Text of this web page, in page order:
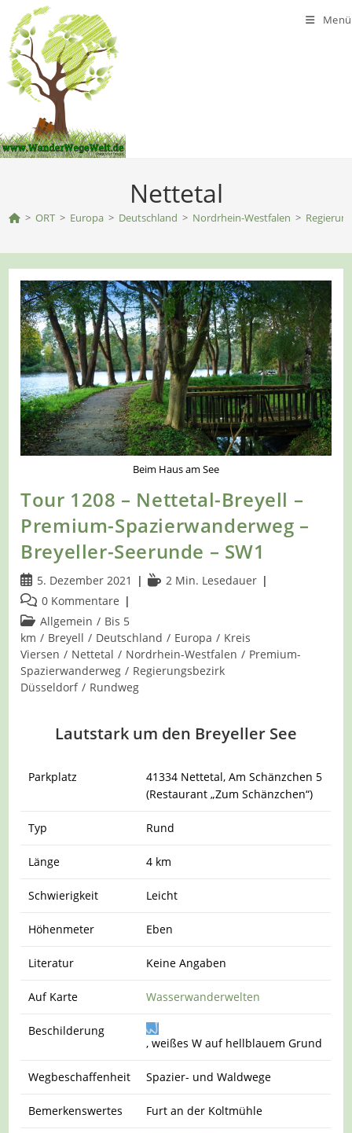
Inhalt
springen
Menü
Nettetal
> ORT > Europa > Deutschland > Nordrhein-Westfalen >
Beim Haus am See
Tour 1208 – Nettetal-Breyell –
Premium-Spazierwanderweg –
Breyeller-Seerunde – SW1
Beitrag
veröffentlicht:
5. Dezember 2021 Lesedauer:
2 Min. Lesedauer
Beitrags-
Kommentare:
0 Kommentare
Beitrags-
Kategorie:
Allgemein / Bis 5
km / Breyell / Deutschland / Europa / Kreis
Viersen / Nettetal / Nordrhein-Westfalen / Premium-
Spazierwanderweg / Regierungsbezirk
Düsseldorf / Rundweg
Lautstark um den Breyeller See
Parkplatz
41334 Nettetal, Am Schänzchen 5
(Restaurant „Zum Schänzchen“)
Typ Rund
Länge 4 km
Schwierigkeit Leicht
Höhenmeter Eben
Literatur Keine Angaben
Auf Karte Wasserwanderwelten
Beschilderung
, weißes W auf hellblauem Grund
Wegbeschaffenheit Spazier- und Waldwege
Bemerkenswertes Furt an der Koltmühle